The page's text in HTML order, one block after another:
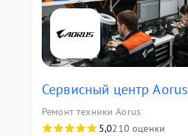
Сервисный центр Aorus
Ремонт техники Aorus
5,0210 оценки